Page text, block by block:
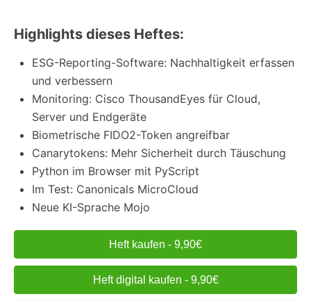
Highlights dieses Heftes:
ESG-Reporting-Software: Nachhaltigkeit erfassen
und verbessern
Monitoring: Cisco ThousandEyes für Cloud,
Server und Endgeräte
Biometrische FIDO2-Token angreifbar
Canarytokens: Mehr Sicherheit durch Täuschung
Python im Browser mit PyScript
Im Test: Canonicals MicroCloud
Neue KI-Sprache Mojo
Heft kaufen - 9,90€
Heft digital kaufen - 9,90€